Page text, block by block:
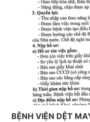
XANH”
BỆNH
VIỆN
DỆT
MAY
BỆNH VIỆN DỆT MAY: THÔNG BÁO TUYỂN DỤNG